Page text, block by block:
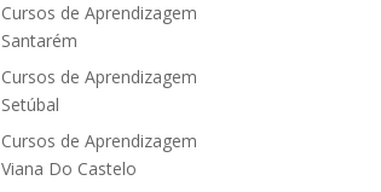
Cursos de Aprendizagem
Santarém
Cursos de Aprendizagem
Setúbal
Cursos de Aprendizagem
Viana Do Castelo